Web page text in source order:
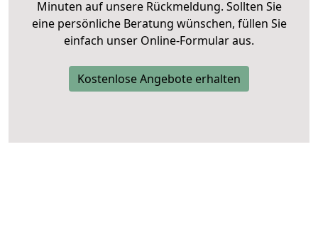
Minuten auf unsere Rückmeldung. Sollten Sie
eine persönliche Beratung wünschen, füllen Sie
einfach unser Online-Formular aus.
Kostenlose Angebote erhalten